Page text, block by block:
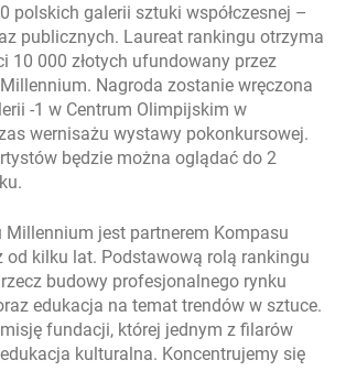
polskich galerii sztuki współczesnej –
publicznych. Laureat rankingu otrzyma
10 000 złotych ufundowany przez
Nagroda zostanie wręczona
-1 w Centrum Olimpijskim w
wernisażu wystawy pokonkursowej.
będzie można oglądać do 2
Millennium jest partnerem Kompasu
od kilku lat. Podstawową rolą rankingu
budowy profesjonalnego rynku
edukacja na temat trendów w sztuce.
fundacji, której jednym z filarów
kulturalna. Koncentrujemy się